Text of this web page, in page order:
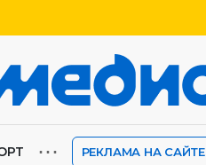
⋯ РЕКЛАМА НА САЙТЕ